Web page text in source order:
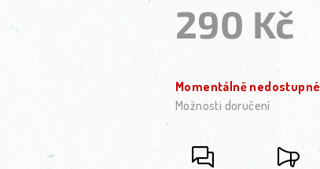
290 Kč
Momentálně nedostupné
Možnosti doručení